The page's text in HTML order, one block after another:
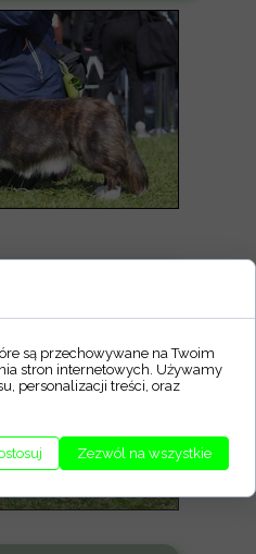
są przechowywane na Twoim
stron internetowych. Używamy
personalizacji treści, oraz
Zezwól na wszystkie